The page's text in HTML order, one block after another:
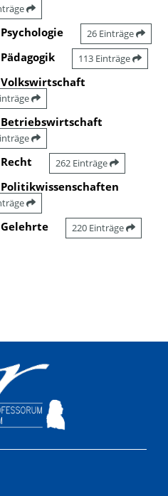
26 Einträge
113 Einträge
262 Einträge
220 Einträge